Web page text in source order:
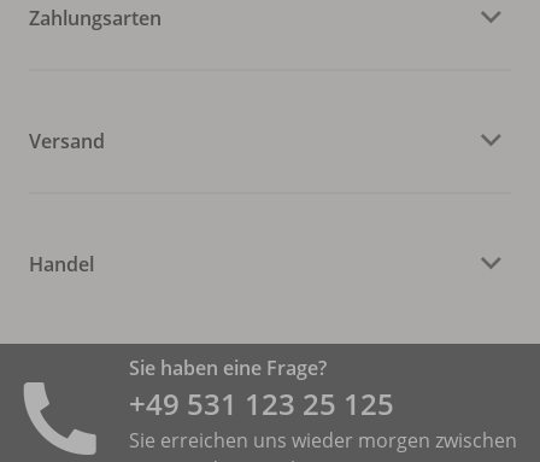
Zahlungsarten
Versand
Handel
Sie haben eine Frage?
+49 531 ­123 25 125
Sie erreichen uns wieder morgen zwischen